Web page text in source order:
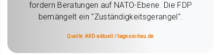
fordern Beratungen auf NATO-Ebene. Die FDP
bemängelt ein "Zuständigkeitsgerangel".
Quelle: ARD-aktuell / tagesschau.de